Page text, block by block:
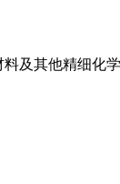
及其他精细化